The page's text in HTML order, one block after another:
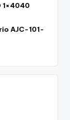
1×4040
AJC-101-